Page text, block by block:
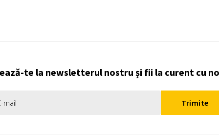
te la newsletterul nostru și fii la curent cu